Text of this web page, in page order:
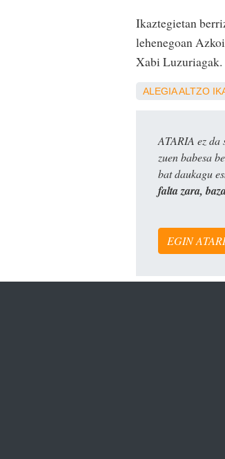
Ikaztegietan
lehenegoan
Xabi
ALEGIAALTZO
ATARIA ez da
zuen babesa
bat daukagu
falta zara,
EGIN